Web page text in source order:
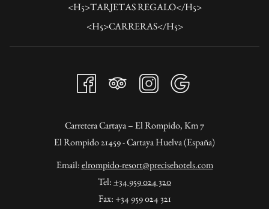
<H5>TARJETAS REGALO</H5>
<H5>CARRERAS</H5>
Carretera Cartaya – El Rompido, Km 7
El Rompido 21459 - Cartaya Huelva (España)
Email:elrompido-resort@precisehotels.com
Tel: +34 959 024 320
Fax: +34 959 024 321